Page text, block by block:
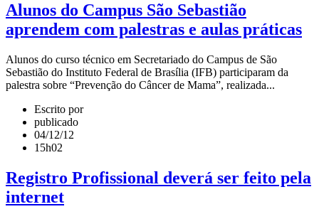
Alunos do Campus São Sebastião
aprendem com palestras e aulas práticas
Alunos do curso técnico em Secretariado do Campus de São
Sebastião do Instituto Federal de Brasília (IFB) participaram da
palestra sobre “Prevenção do Câncer de Mama”, realizada...
Escrito por
publicado
04/12/12
15h02
Registro Profissional deverá ser feito pela
internet